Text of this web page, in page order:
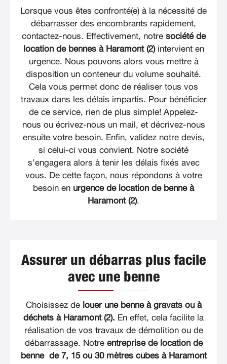
Lorsque vous êtes confronté(e) à la nécessité de
débarrasser des encombrants rapidement,
contactez-nous. Effectivement, notre société de
location de bennes à Haramont (2)intervient en
urgence. Nous pouvons alors vous mettre à
disposition un conteneur du volume souhaité.
Cela vous permet donc de réaliser tous vos
travaux dans les délais impartis. Pour bénéficier
de ce service, rien de plus simple! Appelez-
nous ou écrivez-nous un mail, et décrivez-nous
ensuite votre besoin. Enfin, validez notre devis,
si celui-ci vous convient. Notre société
s’engagera alors à tenir les délais fixés avec
vous. De cette façon, nous répondons à votre
besoin en urgence de location de benne à
Haramont (2).
Assurer un débarras plus facile
avec une benne
Choisissez de louer une benne à gravats ou à
déchets à Haramont (2). En effet, cela facilite la
réalisation de vos travaux de démolition ou de
débarrassage. Notre entreprise de location de
benne de 7, 15 ou 30 mètres cubes à Haramont